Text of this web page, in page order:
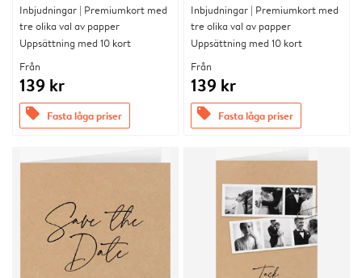
Inbjudningar | Premiumkort med
tre olika val av papper
Uppsättning med 10 kort
Från
139 kr
offers Fasta låga priser
Inbjudningar | Premiumkort med
tre olika val av papper
Uppsättning med 10 kort
Från
139 kr
offers Fasta låga priser